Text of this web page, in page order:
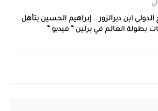
ابن ديرالزور .. إبراهيم الحسين يتأهل
بطولة العالم في برلين ” فيديو “